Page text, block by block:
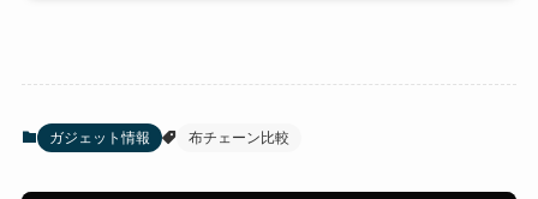
ガジェット情報 布チェーン比較